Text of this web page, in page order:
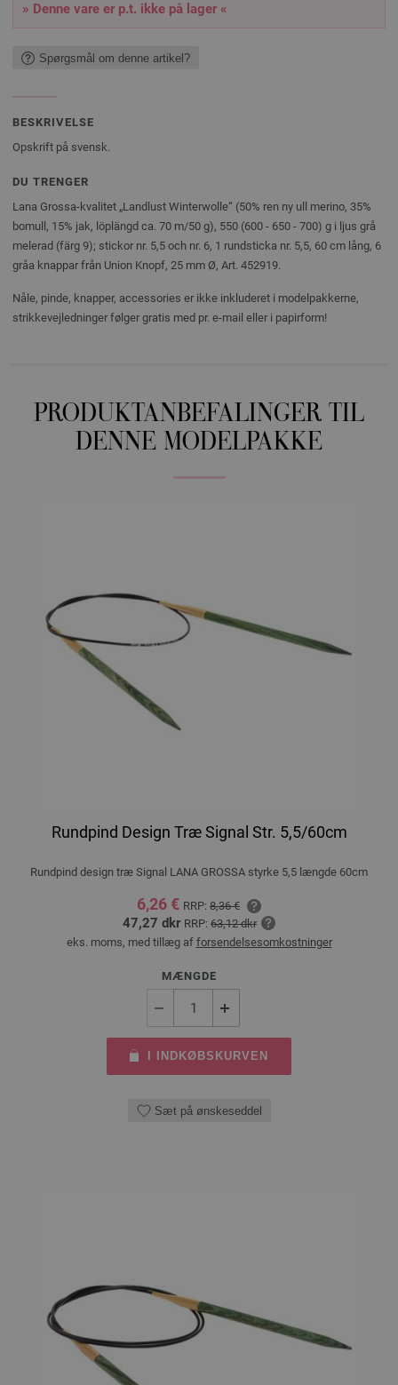
» Denne vare er p.t. ikke på lager «
Spørgsmål om denne artikel?
BESKRIVELSE
Opskrift på svensk.
DU TRENGER
Lana Grossa-kvalitet „Landlust Winterwolle“ (50% ren ny ull merino, 35%
bomull, 15% jak, löplängd ca. 70 m/50 g), 550 (600 - 650 - 700) g i ljus grå
melerad (färg 9); stickor nr. 5,5 och nr. 6, 1 rundsticka nr. 5,5, 60 cm lång, 6
gråa knappar från Union Knopf, 25 mm Ø, Art. 452919.
Nåle, pinde, knapper, accessories er ikke inkluderet i modelpakkerne,
strikkevejledninger følger gratis med pr. e-mail eller i papirform!
PRODUKTANBEFALINGER TIL
DENNE MODELPAKKE
Rundpind Design Træ Signal Str. 5,5/60cm
Rundpind design træ Signal LANA GROSSA styrke 5,5 længde 60cm
6,26 € RRP: 8,36 €
47,27 dkr RRP: 63,12 dkr
eks. moms, med tillæg af forsendelsesomkostninger
MÆNGDE
I INDKØBSKURVEN
Sæt på ønskeseddel